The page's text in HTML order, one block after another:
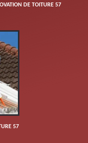
DE TOITURE 57
57